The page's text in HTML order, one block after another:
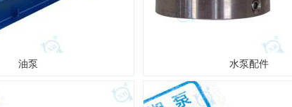
油泵 水泵配件